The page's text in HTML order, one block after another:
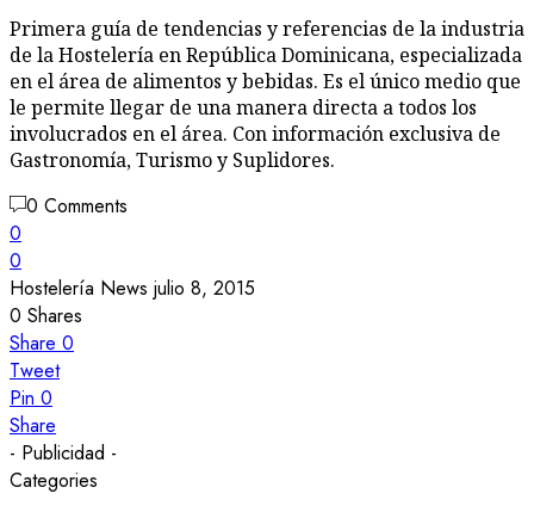
Primera guía de tendencias y referencias de la industria
de la Hostelería en República Dominicana, especializada
en el área de alimentos y bebidas. Es el único medio que
le permite llegar de una manera directa a todos los
involucrados en el área. Con información exclusiva de
Gastronomía, Turismo y Suplidores.
0 Comments
0
0
Hostelería News julio 8, 2015
0 Shares
Share 0
Tweet
Pin 0
Share
- Publicidad -
Categories